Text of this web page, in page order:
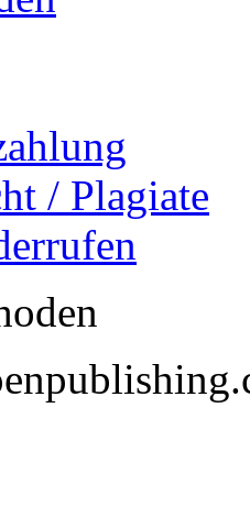
5 Minuten
findet Leser